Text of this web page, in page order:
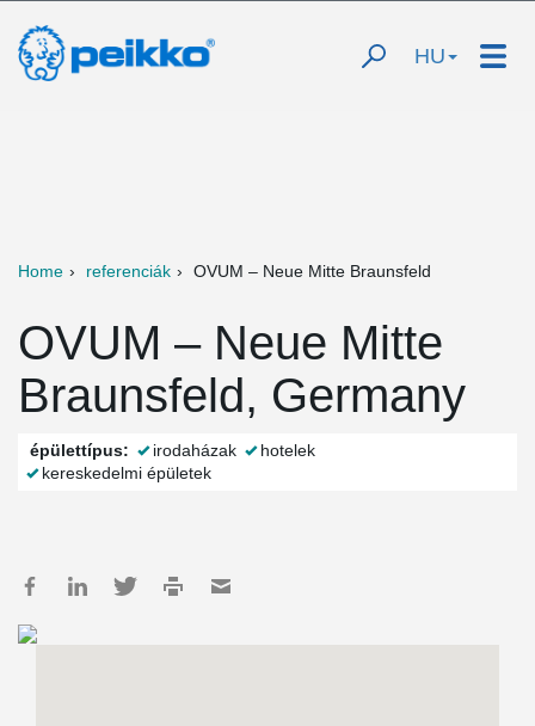
HU
Home referenciák OVUM – Neue Mitte Braunsfeld
OVUM – Neue Mitte
Braunsfeld, Germany
épülettípus: irodaházak
hotelek
kereskedelmi épületek